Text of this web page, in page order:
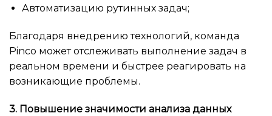
Автоматизацию рутинных задач;
Благодаря внедрению технологий, команда
Pinco может отслеживать выполнение задач в
реальном времени и быстрее реагировать на
возникающие проблемы.
3. Повышение значимости анализа данных